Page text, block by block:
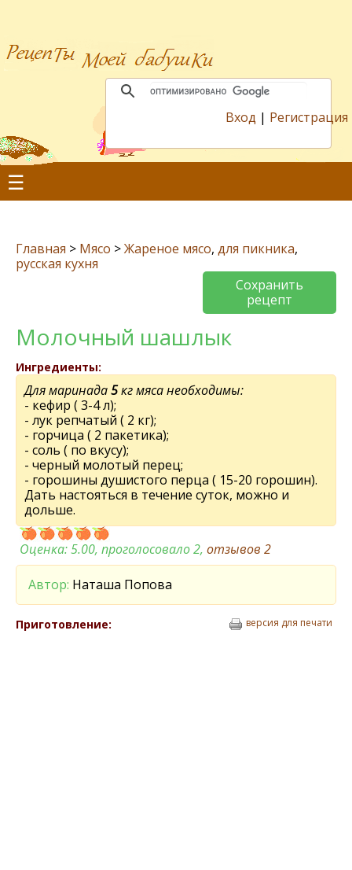
Вход | Регистрация
☰
Главная > Мясо >Жареное мясо, для пикника,
русская кухня
Сохранить
рецепт
Молочный шашлык
Ингредиенты:
Для маринада5кг мяса необходимы:
- кефир ( 3-4 л);
- лук репчатый ( 2 кг);
- горчица ( 2 пакетика);
- соль ( по вкусу);
- черный молотый перец;
- горошины душистого перца ( 15-20 горошин).
Дать настояться в течение суток, можно и
дольше.
Оценка:5.00, проголосовало 2, отзывов 2
Автор: Наташа Попова
Приготовление: версия для печати